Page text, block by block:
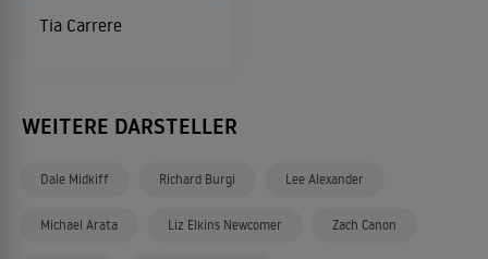
Tia Carrere
WEITERE DARSTELLER
Dale Midkiff Richard Burgi Lee Alexander
Michael Arata Liz Elkins Newcomer Zach Canon